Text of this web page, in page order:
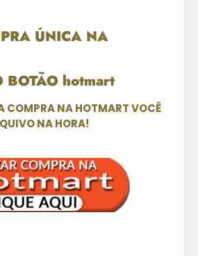
ÚNICA NA
BOTÃO hotmart
COMPRA NA HOTMART VOCÊ
NA HORA!